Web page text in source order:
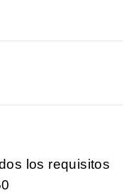
los requisitos